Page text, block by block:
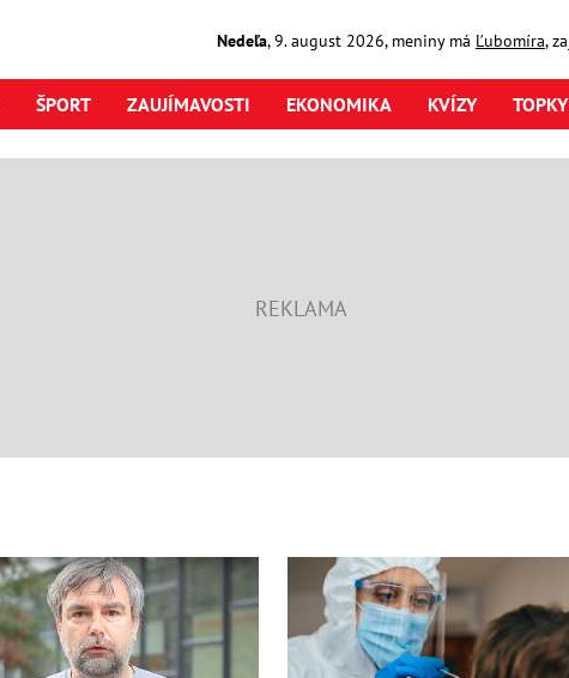
Nedeľa,9. august2026, meniny má Ľubomíra,
ŠPORT ZAUJÍMAVOSTI EKONOMIKA KVÍZY